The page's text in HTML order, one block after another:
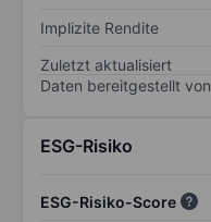
Implizite Rendite
Zuletzt aktualisiert
Daten bereitgestellt von
ESG-Risiko
ESG-Risiko-Score